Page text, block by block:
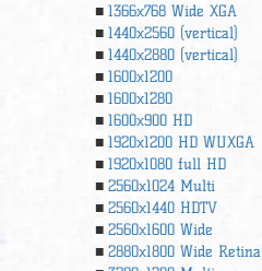
1366х768 Wide XGA
1440x2560 (vertical)
1440x2880 (vertical)
1600x1200
1600x1280
1600x900 HD
1920x1200 HD WUXGA
1920х1080 full HD
2560x1024 Multi
2560x1440 HDTV
2560x1600 Wide
2880x1800 Wide Retina